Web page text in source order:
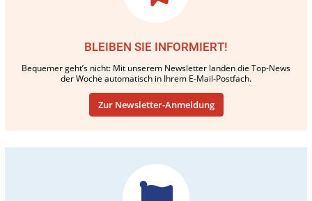
BLEIBEN SIE INFORMIERT!
Bequemer geht’s nicht: Mit unserem Newsletter landen die Top-News
der Woche automatisch in Ihrem E-Mail-Postfach.
Zur Newsletter-Anmeldung